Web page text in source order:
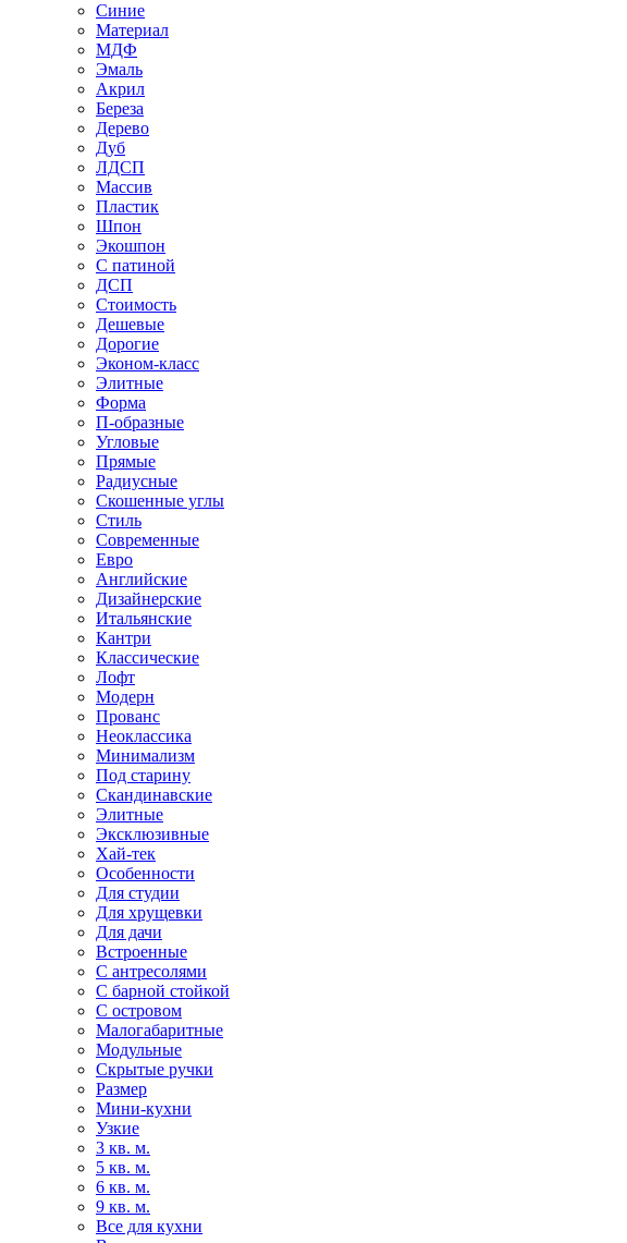
Синие
Материал
МДФ
Эмаль
Акрил
Береза
Дерево
Дуб
ЛДСП
Массив
Пластик
Шпон
Экошпон
С патиной
ДСП
Стоимость
Дешевые
Дорогие
Эконом-класс
Элитные
Форма
П-образные
Угловые
Прямые
Радиусные
Скошенные углы
Стиль
Современные
Евро
Английские
Дизайнерские
Итальянские
Кантри
Классические
Лофт
Модерн
Прованс
Неоклассика
Минимализм
Под старину
Скандинавские
Элитные
Эксклюзивные
Хай-тек
Особенности
Для студии
Для хрущевки
Для дачи
Встроенные
С антресолями
С барной стойкой
С островом
Малогабаритные
Модульные
Скрытые ручки
Размер
Мини-кухни
Узкие
3 кв. м.
5 кв. м.
6 кв. м.
9 кв. м.
Все для кухни